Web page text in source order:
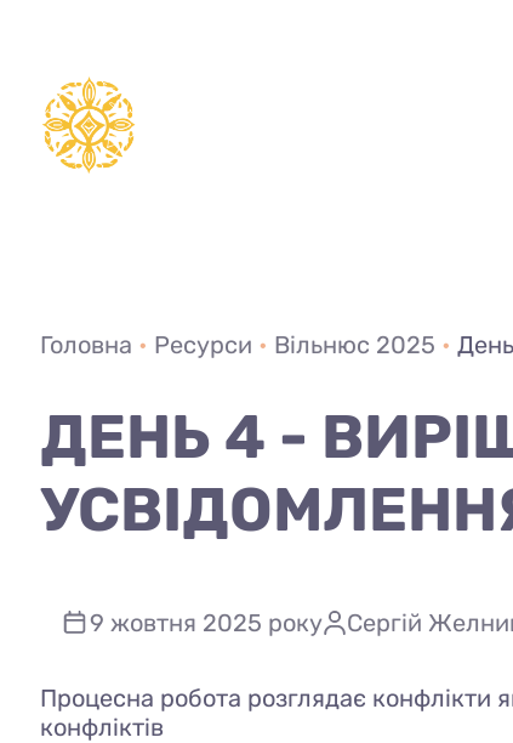
вмісту
Головна • Ресурси • Вільнюс 2025 •
ДЕНЬ 4 -
9 жовтня 2025 року Сергій
Процесна робота розглядає конфлікти
конфліктів